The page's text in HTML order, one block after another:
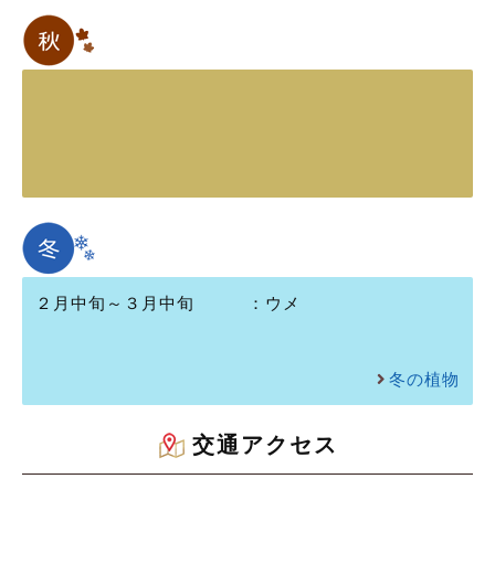
２月中旬～３月中旬 ： ウメ
冬の植物
交通アクセス